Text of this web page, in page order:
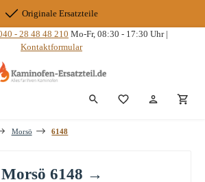
Originale Ersatzteile
- 28 48 48 210 Mo-Fr, 08:30 - 17:30 Uhr |
Kontaktformular
Du hast 0
Morsö 6148
6148 →